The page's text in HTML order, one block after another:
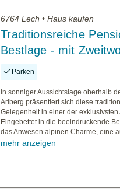
6764 Lech • Haus kaufen
Traditionsreiche
Bestlage - mit
Parken
In sonniger Aussichtslage oberhalb
Arlberg präsentiert sich diese
Gelegenheit in einer der
Eingebettet in die beeindruckende
das Anwesen alpinen Charme, eine
mehr anzeigen